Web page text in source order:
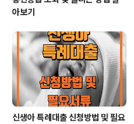
아보기
신생아 특례대출 신청방법 및 필요